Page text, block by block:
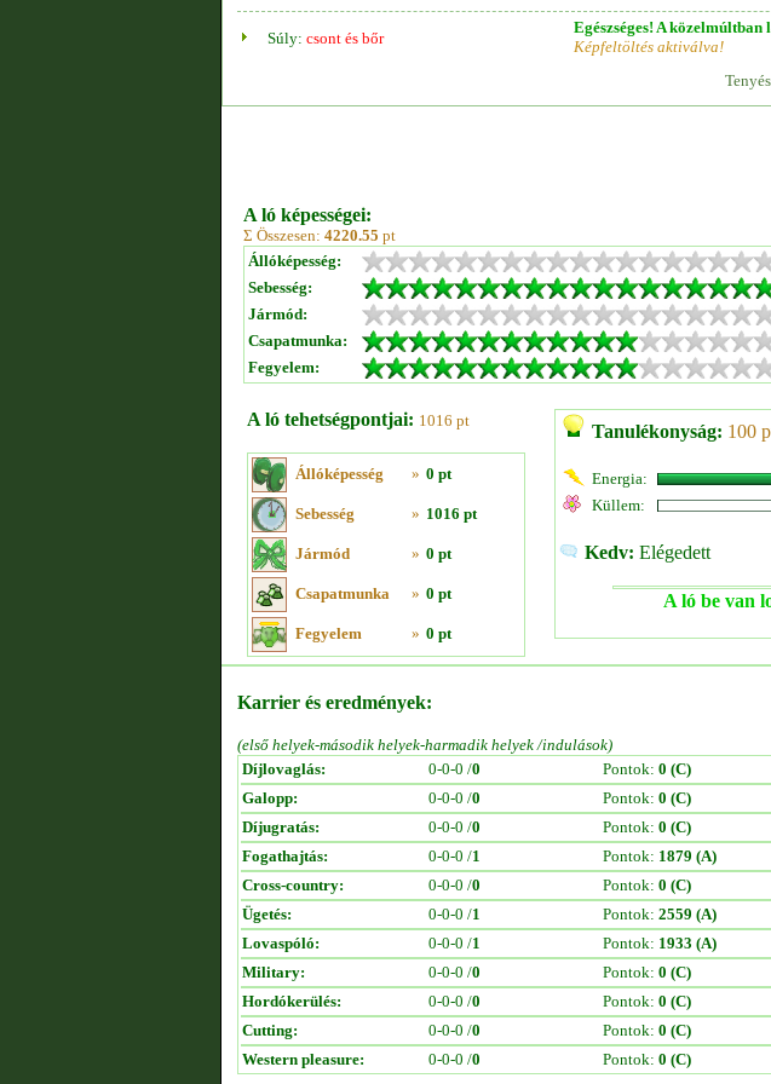
Súly: csont és bőr
Egészséges! A közelmúltban
Képfeltöltés aktiválva!
A ló képességei:
Σ Összesen: 4220.55 pt
Állóképesség:
Sebesség:
Jármód:
Csapatmunka:
Fegyelem:
A ló tehetségpontjai: 1016 pt
Állóképesség » 0 pt
Sebesség » 1016 pt
Jármód » 0 pt
Csapatmunka » 0 pt
Fegyelem » 0 pt
Tanulékonyság: 100
Energia:
Küllem:
Kedv: Elégedett
A ló be van
Karrier és eredmények:
(első helyek-második helyek-harmadik helyek /indulások)
Díjlovaglás:
0-0-0 /0 Pontok: 0 (C)
Galopp:
0-0-0 /0 Pontok: 0 (C)
Díjugratás:
0-0-0 /0 Pontok: 0 (C)
Fogathajtás:
0-0-0 /1 Pontok: 1879 (A)
Cross-country:
0-0-0 /0 Pontok: 0 (C)
Ügetés:
0-0-0 /1 Pontok: 2559 (A)
Lovaspóló:
0-0-0 /1 Pontok: 1933 (A)
Military:
0-0-0 /0 Pontok: 0 (C)
Hordókerülés:
0-0-0 /0 Pontok: 0 (C)
Cutting:
0-0-0 /0 Pontok: 0 (C)
Western pleasure:
0-0-0 /0 Pontok: 0 (C)